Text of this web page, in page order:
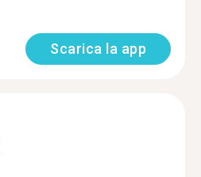
Scarica la app